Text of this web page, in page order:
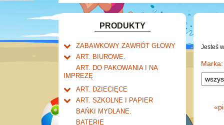
PRODUKTY
ZABAWKOWY ZAWRÓT GŁOWY
Welly.
Mały naukowiec.
Zabawki dla chłopców.
Akcesoria dla lalek.
ART. BIUROWE.
Kalendarze.
Wieloletnie
Dziurkacze i zszywacze.
Klipy i spinacze.
Korektory.
Skoroszyty, teczki i segregatory.
ART. DO PAKOWANIA I NA
IMPREZĘ
ART. DZIECIĘCE
Artykuły drogeryjne.
Produkty dla mamy i
ART. SZKOLNE I PAPIER
Tornistry, plecaki i walizki.
Drobne artykuły szkolne.
BAŃKI MYDLANE.
BATERIE
Jesteś
Marka:
«